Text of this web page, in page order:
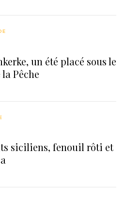
un été placé sous le
Pêche
siciliens, fenouil rôti et